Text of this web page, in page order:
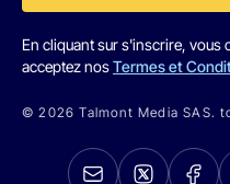
En cliquant sur s'inscrire, vous
acceptez nosTermes et
© 2026 Talmont Media SAS.